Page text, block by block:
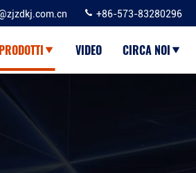
+86-573-83280296
PRODOTTI VIDEO CIRCA NOI